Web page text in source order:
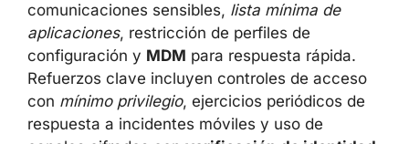
comunicaciones sensibles, lista mínima de
aplicaciones, restricción de perfiles de
configuración y MDM para respuesta rápida.
Refuerzos clave incluyen controles de acceso
con mínimo privilegio, ejercicios periódicos de
respuesta a incidentes móviles y uso de